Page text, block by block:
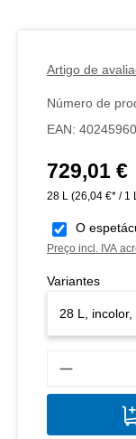
Artigo de
Número de
EAN:
Preço normal:
729,01 €
28 L (26,04 €* / 1
O
Preço incl. IVA
Variantes